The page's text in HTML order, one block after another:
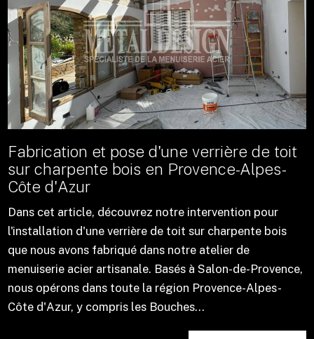
Fabrication et pose d'une verrière de toit
sur charpente bois en Provence-Alpes-
Côte d'Azur
Dans cet article, découvrez notre intervention pour
l'installation d'une verrière de toit sur charpente bois
que nous avons fabriqué dans notre atelier de
menuiserie acier artisanale. Basés à Salon-de-Provence,
nous opérons dans toute la région Provence-Alpes-
Côte d'Azur, y compris les Bouches...